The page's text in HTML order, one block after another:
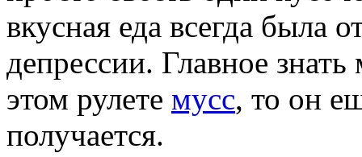
вкусная еда всегда была
депрессии. Главное
этом рулете мусс, то он
получается.